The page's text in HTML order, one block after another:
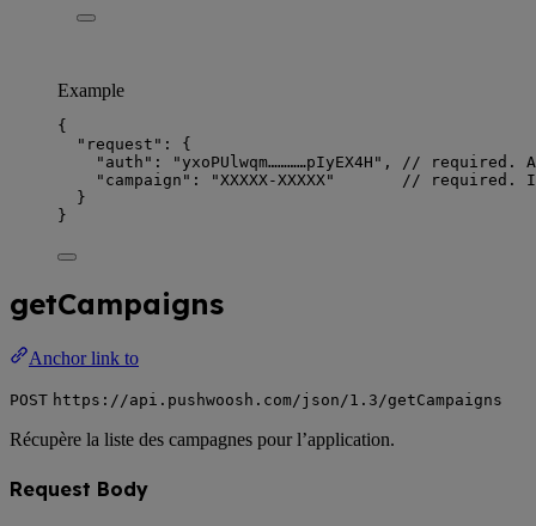
Example
{
"request" : {
"auth" : " yxoPUlwqm…………pIyEX4H " , // required.
"campaign" : "XXXXX-XXXXX"
// required.
}
}
getCampaigns
Anchor link to
POST https://api.pushwoosh.com/json/1.3/getCampaigns
Récupère la liste des campagnes pour l’application.
Request Body